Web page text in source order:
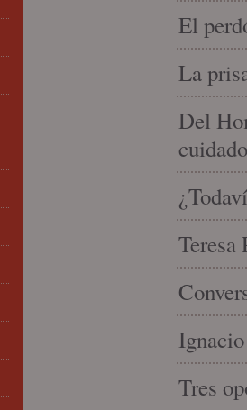
El
La
Del
cuidado
Teresa
Tres